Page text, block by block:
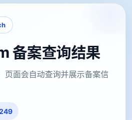
备案查询结果
页面会自动查询并展示备案信